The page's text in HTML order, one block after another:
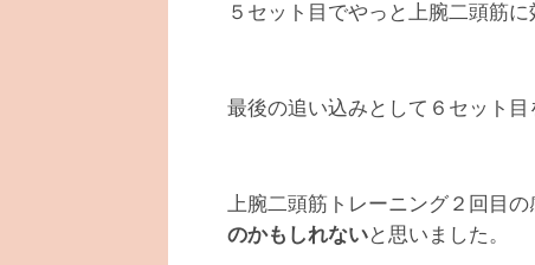
５セット目でやっと上腕二頭筋
最後の追い込みとして６セット目
上腕二頭筋トレーニング２回目の
のかもしれないと思いました。